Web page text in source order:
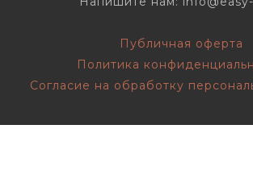
Публичная оферта
Политика
Согласие на обработку